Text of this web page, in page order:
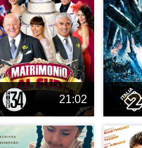
21:02